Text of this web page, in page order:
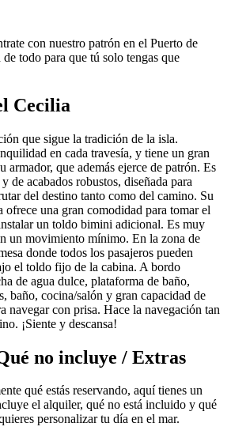
con nuestro patrón en el Puerto de
todo para que tú solo tengas que
Cecilia
que sigue la tradición de la isla.
en cada travesía, y tiene un gran
armador, que además ejerce de patrón. Es
de acabados robustos, diseñada para
del destino tanto como del camino. Su
ofrece una gran comodidad para tomar el
un toldo bimini adicional. Es muy
un movimiento mínimo. En la zona de
donde todos los pasajeros pueden
el toldo fijo de la cabina. A bordo
de agua dulce, plataforma de baño,
baño, cocina/salón y gran capacidad de
navegar con prisa. Hace la navegación tan
¡Siente y descansa!
no incluye / Extras
qué estás reservando, aquí tienes un
el alquiler, qué no está incluido y qué
personalizar tu día en el mar.